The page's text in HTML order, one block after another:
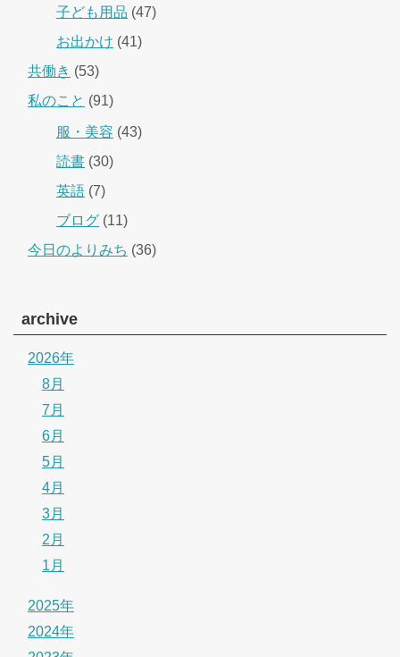
子ども用品 (47)
お出かけ (41)
共働き (53)
私のこと (91)
服・美容 (43)
読書 (30)
英語 (7)
ブログ (11)
今日のよりみち (36)
archive
2026年
8月
7月
6月
5月
4月
3月
2月
1月
2025年
2024年